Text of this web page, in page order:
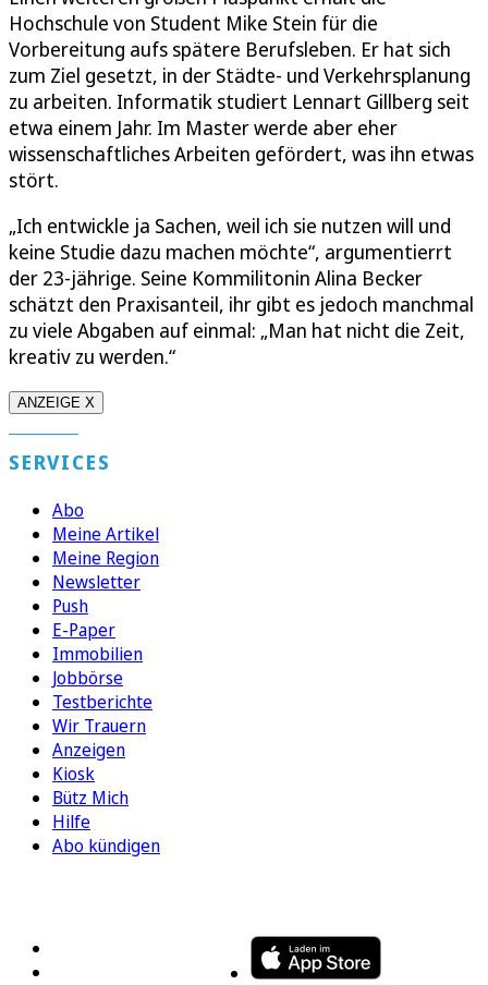
Hochschule von Student Mike Stein für die
Vorbereitung aufs spätere Berufsleben. Er hat sich
zum Ziel gesetzt, in der Städte- und Verkehrsplanung
zu arbeiten. Informatik studiert Lennart Gillberg seit
etwa einem Jahr. Im Master werde aber eher
wissenschaftliches Arbeiten gefördert, was ihn etwas
stört.
„Ich entwickle ja Sachen, weil ich sie nutzen will und
keine Studie dazu machen möchte“, argumentierrt
der 23-jährige. Seine Kommilitonin Alina Becker
schätzt den Praxisanteil, ihr gibt es jedoch manchmal
zu viele Abgaben auf einmal: „Man hat nicht die Zeit,
kreativ zu werden.“
ANZEIGE X
SERVICES
Abo
Meine Artikel
Meine Region
Newsletter
Push
E-Paper
Immobilien
Jobbörse
Testberichte
Wir Trauern
Anzeigen
Kiosk
Bütz Mich
Hilfe
Abo kündigen